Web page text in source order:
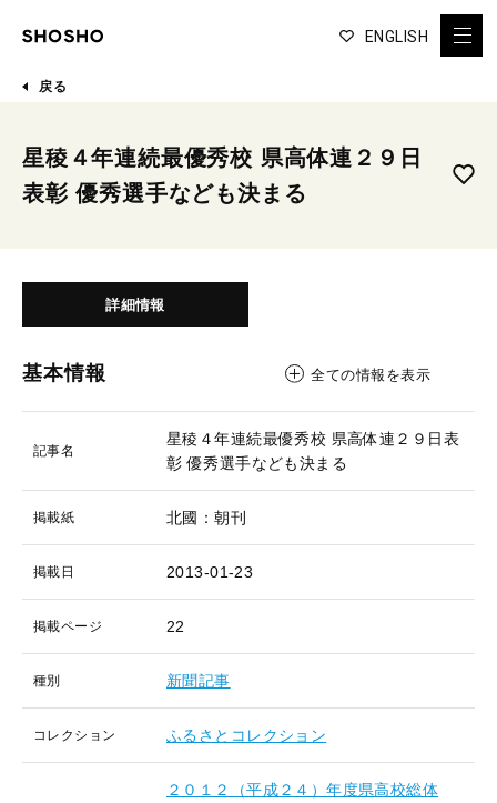
ENGLISH
戻る
星稜４年連続最優秀校 県高体連２９日
表彰 優秀選手なども決まる
詳細情報
基本情報 全ての情報を表示
記事名
星稜４年連続最優秀校 県高体連２９日表
彰 優秀選手なども決まる
掲載紙 北國：朝刊
掲載日 2013-01-23
掲載ページ 22
種別 新聞記事
コレクション ふるさとコレクション
２０１２（平成２４）年度県高校総体